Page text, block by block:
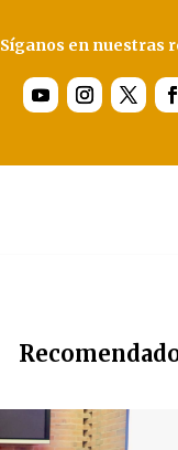
Síganos en nuestras